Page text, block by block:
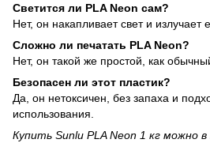
Светится ли PLA Neon сам?
Нет, он накапливает свет и излучает
Сложно ли печатать PLA Neon?
Нет, он такой же простой, как
Безопасен ли этот пластик?
Да, он нетоксичен, без запаха и
использования.
Купить Sunlu PLA Neon 1 кг можно